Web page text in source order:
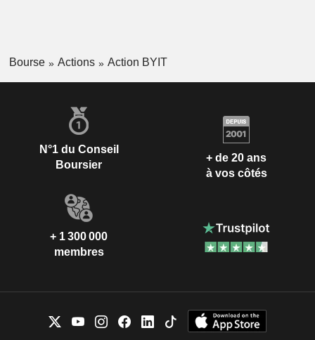
Bourse Actions Action BYIT
N°1 du Conseil
Boursier
+ de 20 ans
à vos côtés
+ 1 300 000
membres